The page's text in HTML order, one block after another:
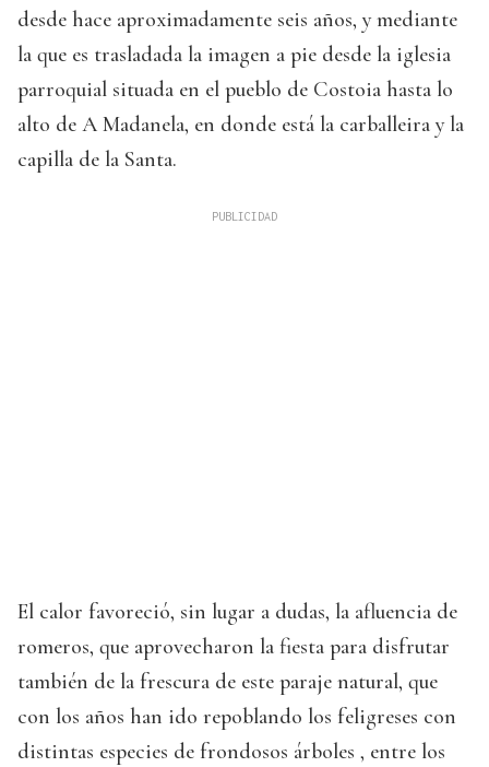
desde hace aproximadamente seis años, y mediante
la que es trasladada la imagen a pie desde la iglesia
parroquial situada en el pueblo de Costoia hasta lo
alto de A Madanela, en donde está la carballeira y la
capilla de la Santa.
El calor favoreció, sin lugar a dudas, la afluencia de
romeros, que aprovecharon la fiesta para disfrutar
también de la frescura de este paraje natural, que
con los años han ido repoblando los feligreses con
distintas especies de frondosos árboles , entre los